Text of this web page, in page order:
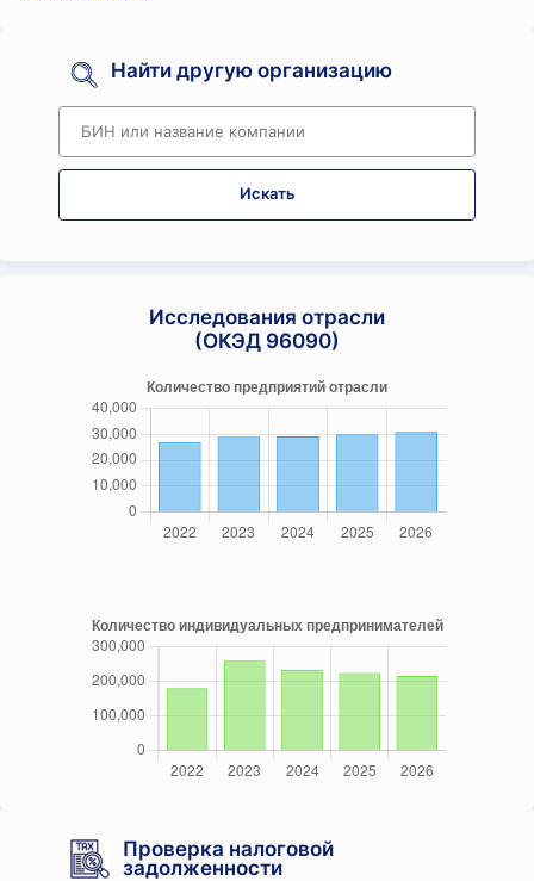
Найти другую организацию
Искать
Исследования отрасли
(ОКЭД 96090)
Проверка налоговой
задолженности